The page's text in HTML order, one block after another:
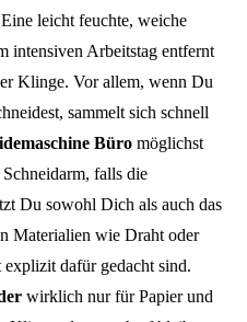
leicht feuchte, weiche
intensiven Arbeitstag entfernt
Klinge. Vor allem, wenn Du
sammelt sich schnell
Büro möglichst
falls die
Du sowohl Dich als auch das
Materialien wie Draht oder
dafür gedacht sind.
wirklich nur für Papier und